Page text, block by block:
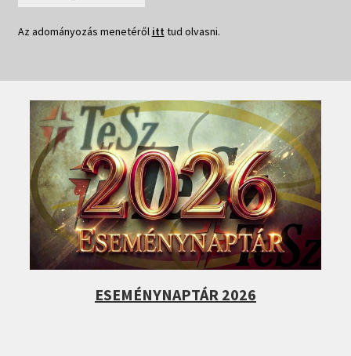
Az adományozás menetéről itt tud olvasni.
ESEMÉNYNAPTÁR 2026